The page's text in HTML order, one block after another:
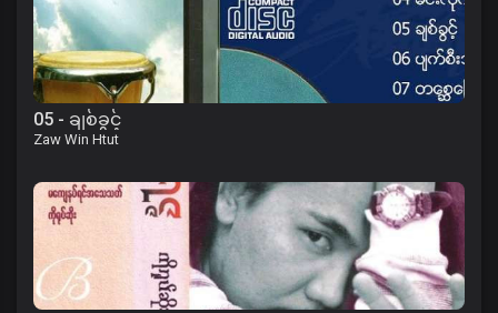
05 - ချစ်ခွင့်
Zaw Win Htut